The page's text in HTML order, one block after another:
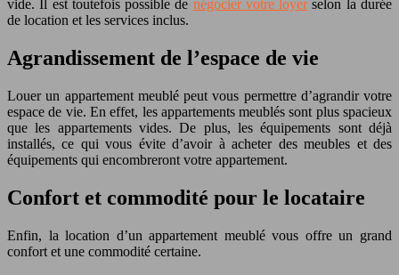
vide. Il est toutefois possible de négocier votre loyerselon la durée
de location et les services inclus.
Agrandissement de l’espace de vie
Louer un appartement meublé peut vous permettre d’agrandir votre
espace de vie. En effet, les appartements meublés sont plus spacieux
que les appartements vides. De plus, les équipements sont déjà
installés, ce qui vous évite d’avoir à acheter des meubles et des
équipements qui encombreront votre appartement.
Confort et commodité pour le locataire
Enfin, la location d’un appartement meublé vous offre un grand
confort et une commodité certaine.